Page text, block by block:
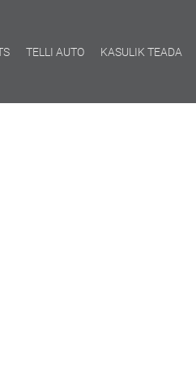
TELLI AUTO KASULIK TEADA